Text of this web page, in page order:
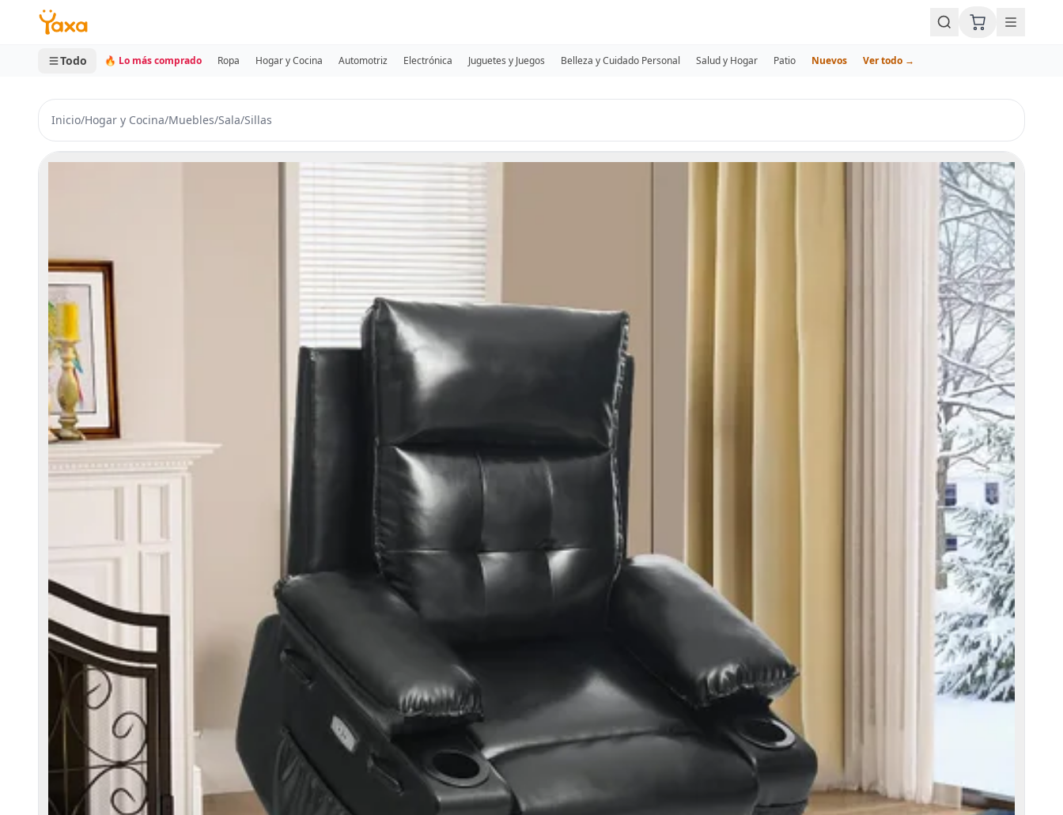
MINI CARRITO
0 productos
Todo 🔥 Lo más comprado Ropa Hogar y Cocina Automotriz Electrónica Juguetes y Juegos Belleza y Cuidado Personal Salud y Hogar Patio Nuevos Ver todo →
Inicio/Hogar y Cocina/Muebles/Sala/Sillas